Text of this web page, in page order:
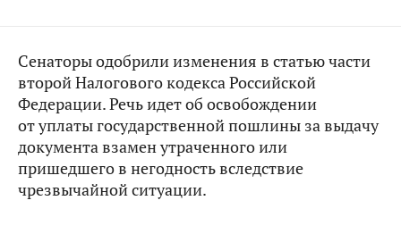
Сенаторы одобрили изменения в статью части
второй Налогового кодекса Российской
Федерации. Речь идет об освобождении
от уплаты государственной пошлины за выдачу
документа взамен утраченного или
пришедшего в негодность вследствие
чрезвычайной ситуации.